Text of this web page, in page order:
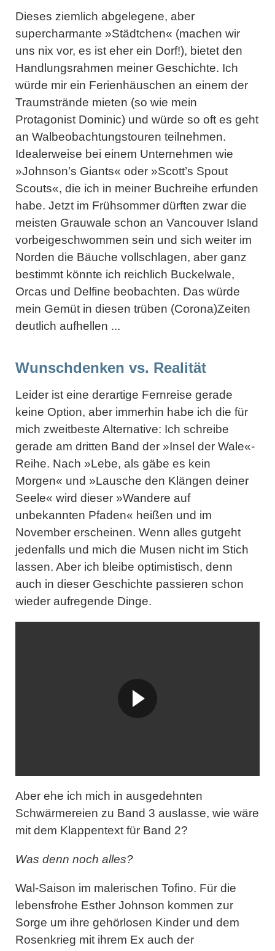
Dieses ziemlich abgelegene, aber
supercharmante »Städtchen« (machen wir
uns nix vor, es ist eher ein Dorf!), bietet den
Handlungsrahmen meiner Geschichte. Ich
würde mir ein Ferienhäuschen an einem der
Traumstrände mieten (so wie mein
Protagonist Dominic) und würde so oft es geht
an Walbeobachtungstouren teilnehmen.
Idealerweise bei einem Unternehmen wie
»Johnson’s Giants« oder »Scott’s Spout
Scouts«, die ich in meiner Buchreihe erfunden
habe. Jetzt im Frühsommer dürften zwar die
meisten Grauwale schon an Vancouver Island
vorbeigeschwommen sein und sich weiter im
Norden die Bäuche vollschlagen, aber ganz
bestimmt könnte ich reichlich Buckelwale,
Orcas und Delfine beobachten. Das würde
mein Gemüt in diesen trüben (Corona)Zeiten
deutlich aufhellen ...
Wunschdenken vs. Realität
Leider ist eine derartige Fernreise gerade
keine Option, aber immerhin habe ich die für
mich zweitbeste Alternative: Ich schreibe
gerade am dritten Band der »Insel der Wale«-
Reihe. Nach »Lebe, als gäbe es kein
Morgen« und »Lausche den Klängen deiner
Seele« wird dieser »Wandere auf
unbekannten Pfaden« heißen und im
November erscheinen. Wenn alles gutgeht
jedenfalls und mich die Musen nicht im Stich
lassen. Aber ich bleibe optimistisch, denn
auch in dieser Geschichte passieren schon
wieder aufregende Dinge.
Aber ehe ich mich in ausgedehnten
Schwärmereien zu Band 3 auslasse, wie wäre
mit dem Klappentext für Band 2?
Was denn noch alles?
Wal-Saison im malerischen Tofino. Für die
lebensfrohe Esther Johnson kommen zur
Sorge um ihre gehörlosen Kinder und dem
Rosenkrieg mit ihrem Ex auch der